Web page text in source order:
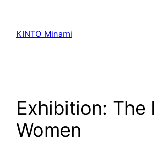
KINTO Minami
Exhibition: The
Women